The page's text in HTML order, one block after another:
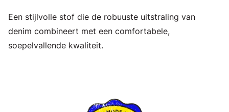
Een stijlvolle stof die de robuuste uitstraling van
denim combineert met een comfortabele,
soepelvallende kwaliteit.